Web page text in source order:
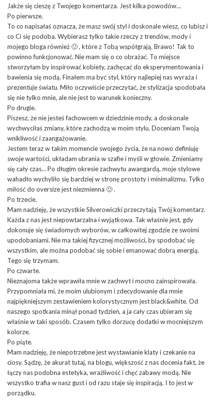
Jakże się cieszę z Twojego komentarza. Jest kilka powodów…
Po pierwsze.
To co napisałaś oznacza, że masz swój styl i doskonale wiesz, co lubisz i
co Ci się podoba. Wybierasz tylko takie rzeczy z trendów, mody i
mojego bloga również 🙂 , które z Tobą współgrają. Brawo! Tak to
powinno funkcjonować. Nie mam się o co obrażać. To miejsce
stworzyłam by inspirować kobiety, zachęcać do eksperymentowania i
bawienia się modą. Finałem ma być styl, który najlepiej nas wyraża i
prezentuje światu. Miło oczywiście przeczytać, że stylizacja spodobała
się nie tylko mnie, ale nie jest to warunek konieczny.
Po drugie.
Piszesz, że nie jesteś fachowcem w dziedzinie mody, a doskonale
wychwyciłaś zmiany, które zachodzą w moim stylu. Doceniam Twoją
wnikliwość i zaangażowanie.
Jestem teraz w takim momencie swojego życia, że na nowo definiuję
swoje wartości, układam ubrania w szafie i myśli w głowie. Zmieniamy
się cały czas… Po długim okresie zachwytu awangardą, moje stylowe
wahadło wychyliło się bardziej w stronę prostoty i minimalizmu. Tylko
miłość do oversize jest niezmienna 🙂 .
Po trzecie.
Mam nadzieję, że wszystkie Silverowiczki przeczytają Twój komentarz.
Każda z nas jest niepowtarzalna i wyjątkowa. Tak właśnie jest, gdy
dokonuje się świadomych wyborów, w całkowitej zgodzie ze swoimi
upodobaniami. Nie ma takiej fizycznej możliwości, by spodobać się
wszystkim, ale można podobać się sobie i emanować dobrą energią.
Tego się trzymam.
Po czwarte.
Nieznajoma także wprawiła mnie w zachwyt i mocno zainspirowała.
Przypomniała mi, że moim ulubionym i zdecydowanie dla mnie
najpiękniejszym zestawieniem kolorystycznym jest black&white. Od
naszego spotkania minął ponad tydzień, a ja cały czas ubieram się
właśnie w taki sposób. Czasem tylko dorzucę dodatki w mocniejszym
kolorze.
Po piąte.
Mam nadzieję, że niepotrzebne jest wystawianie klaty i czekanie na
ciosy. Sądzę, że akurat tutaj, na blogu, większość z nas docenia fakt, że
łączy nas podobna estetyka, wrażliwość i chęć zabawy modą. Nie
wszystko trafia w nasz gust i od razu staje się inspiracją. I to jest w
porządku.